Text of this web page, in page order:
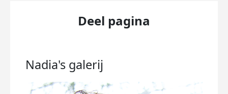
Deel pagina
Nadia's galerij